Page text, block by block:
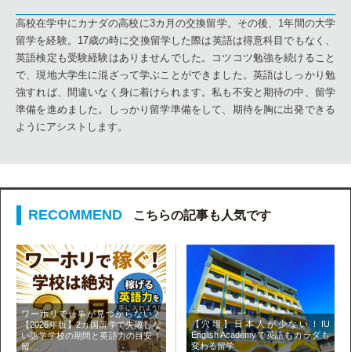
高校在学中にカナダの高校に3カ月の交換留学。その後、1年間の大学
留学を経験。17歳の時に交換留学した際は英語は得意科目でもなく、
英語検定も受験経験はありませんでした。コツコツ勉強を続けること
で、現地大学生に混ざって学ぶことができました。英語はしっかり勉
強すれば、間違いなく身に着けられます。私も不安と期待の中、留学
準備を進めました。しっかり留学準備をして、期待を胸に出発できる
ようにアシストします。
こちらの記事も人気です
ワーホリで仕事が見つからない？
【2026年版】2カ国留学で失敗しな
い語学学校の期間と英語力の目安｜
留…
【穴場】日本人が少ない！IU
English Academyで英語もカラダも
変わる留学